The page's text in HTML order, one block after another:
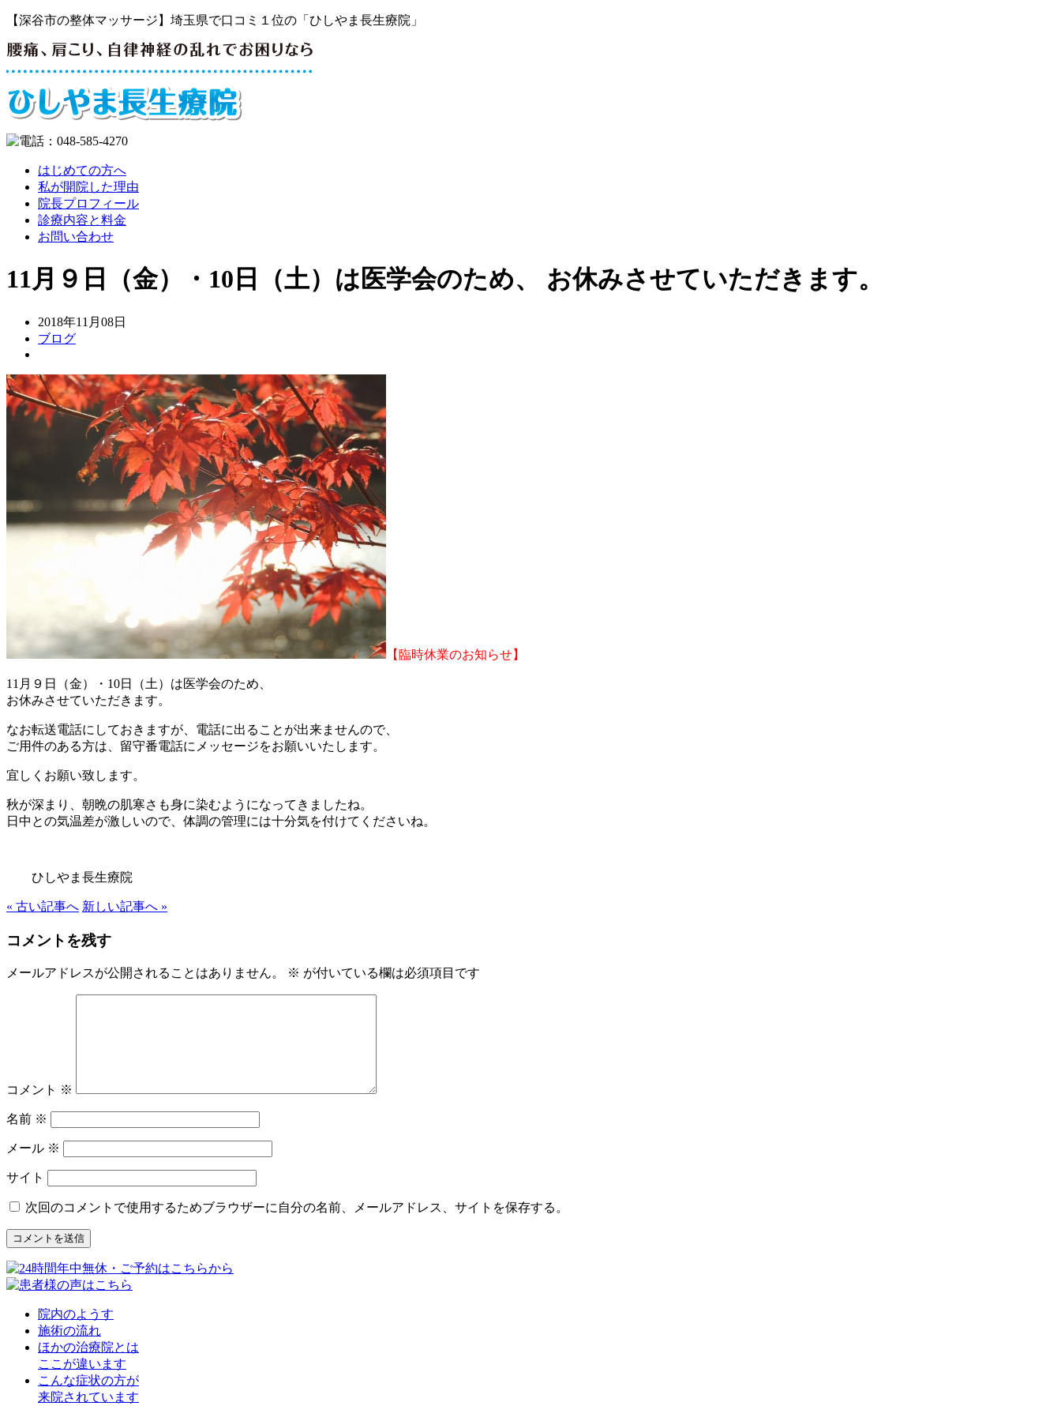
【深谷市の整体マッサージ】埼玉県で口コミ１位の「ひしやま長生療院」
はじめての方へ
私が開院した理由
院長プロフィール
診療内容と料金
お問い合わせ
11月９日（金）・10日（土）は医学会のため、 お休みさせていただきます。
2018年11月08日
ブログ
【臨時休業のお知らせ】
11月９日（金）・10日（土）は医学会のため、
お休みさせていただきます。
なお転送電話にしておきますが、電話に出ることが出来ませんので、
ご用件のある方は、留守番電話にメッセージをお願いいたします。
宜しくお願い致します。
秋が深まり、朝晩の肌寒さも身に染むようになってきましたね。
日中との気温差が激しいので、体調の管理には十分気を付けてくださいね。
ひしやま長生療院
« 古い記事へ 新しい記事へ »
コメントを残す
メールアドレスが公開されることはありません。 ※ が付いている欄は必須項目です
コメント ※
名前 ※
メール ※
サイト
次回のコメントで使用するためブラウザーに自分の名前、メールアドレス、サイトを保存する。
院内のようす
施術の流れ
ほかの治療院とは
ここが違います
こんな症状の方が
来院されています